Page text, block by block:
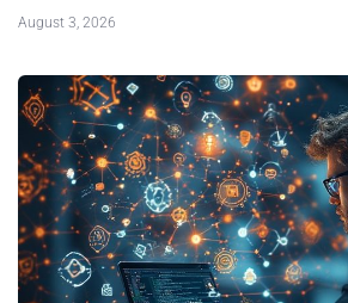
August 3, 2026